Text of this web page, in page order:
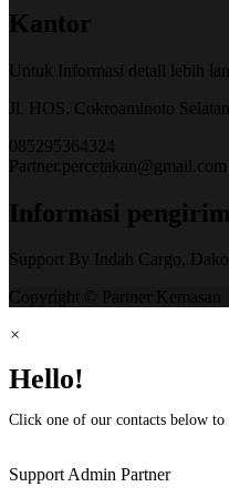
Kantor
Untuk Informasi detail lebih
Jl. HOS. Cokroaminoto
085295364324
Partner.percetakan@gmail.com
Informasi
Support By Indah Cargo,
Copyright © Partner Kemasan
×
Hello!
Click one of our contacts below to
SupportAdmin Partner